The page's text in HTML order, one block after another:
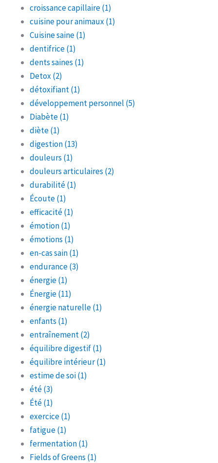
croissance capillaire(1)
cuisine pour animaux(1)
Cuisine saine(1)
dentifrice(1)
dents saines (1)
Detox(2)
détoxifiant(1)
développement personnel (5)
Diabète(1)
diète(1)
digestion(13)
douleurs (1)
douleurs articulaires (2)
durabilité(1)
Écoute(1)
efficacité(1)
émotion(1)
émotions (1)
en-cas sain(1)
endurance(3)
énergie(1)
Énergie(11)
énergie naturelle(1)
enfants (1)
entraînement(2)
équilibre digestif(1)
équilibre intérieur(1)
estime de soi(1)
été(3)
Été(1)
exercice(1)
fatigue(1)
fermentation(1)
Fields of Greens (1)